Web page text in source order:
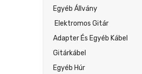
Egyéb Állvány
Elektromos Gitár
Adapter És Egyéb Kábel
Gitárkábel
Egyéb Húr